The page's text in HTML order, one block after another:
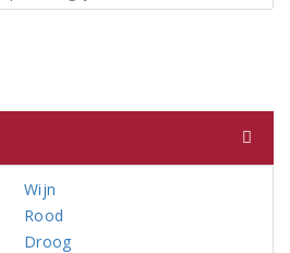
Wijn
Rood
Droog